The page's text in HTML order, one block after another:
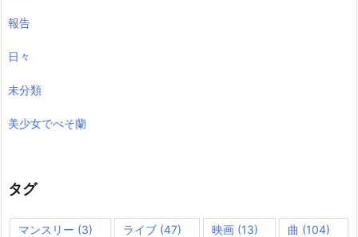
報告
日々
未分類
美少女でべそ蘭
タグ
マンスリー (3) ライブ(47) 映画(13) 曲 (104)